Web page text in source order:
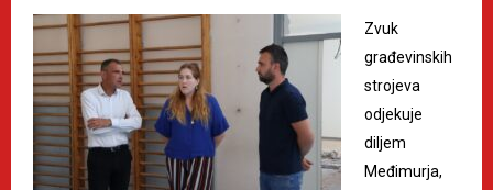
Zvuk
građevinskih
strojeva
odjekuje
diljem
Međimurja,